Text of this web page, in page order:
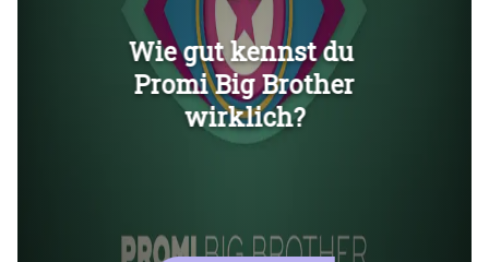
Überspringen